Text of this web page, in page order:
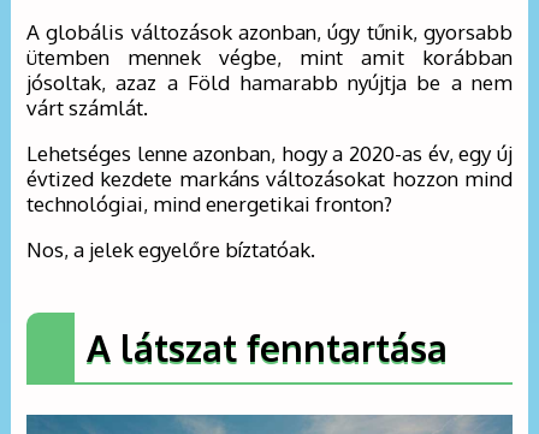
A globális változások azonban, úgy tűnik, gyorsabb
ütemben mennek végbe, mint amit korábban
jósoltak, azaz a Föld hamarabb nyújtja be a nem
várt számlát.
Lehetséges lenne azonban, hogy a 2020-as év, egy új
évtized kezdete markáns változásokat hozzon mind
technológiai, mind energetikai fronton?
Nos, a jelek egyelőre bíztatóak.
A látszat fenntartása